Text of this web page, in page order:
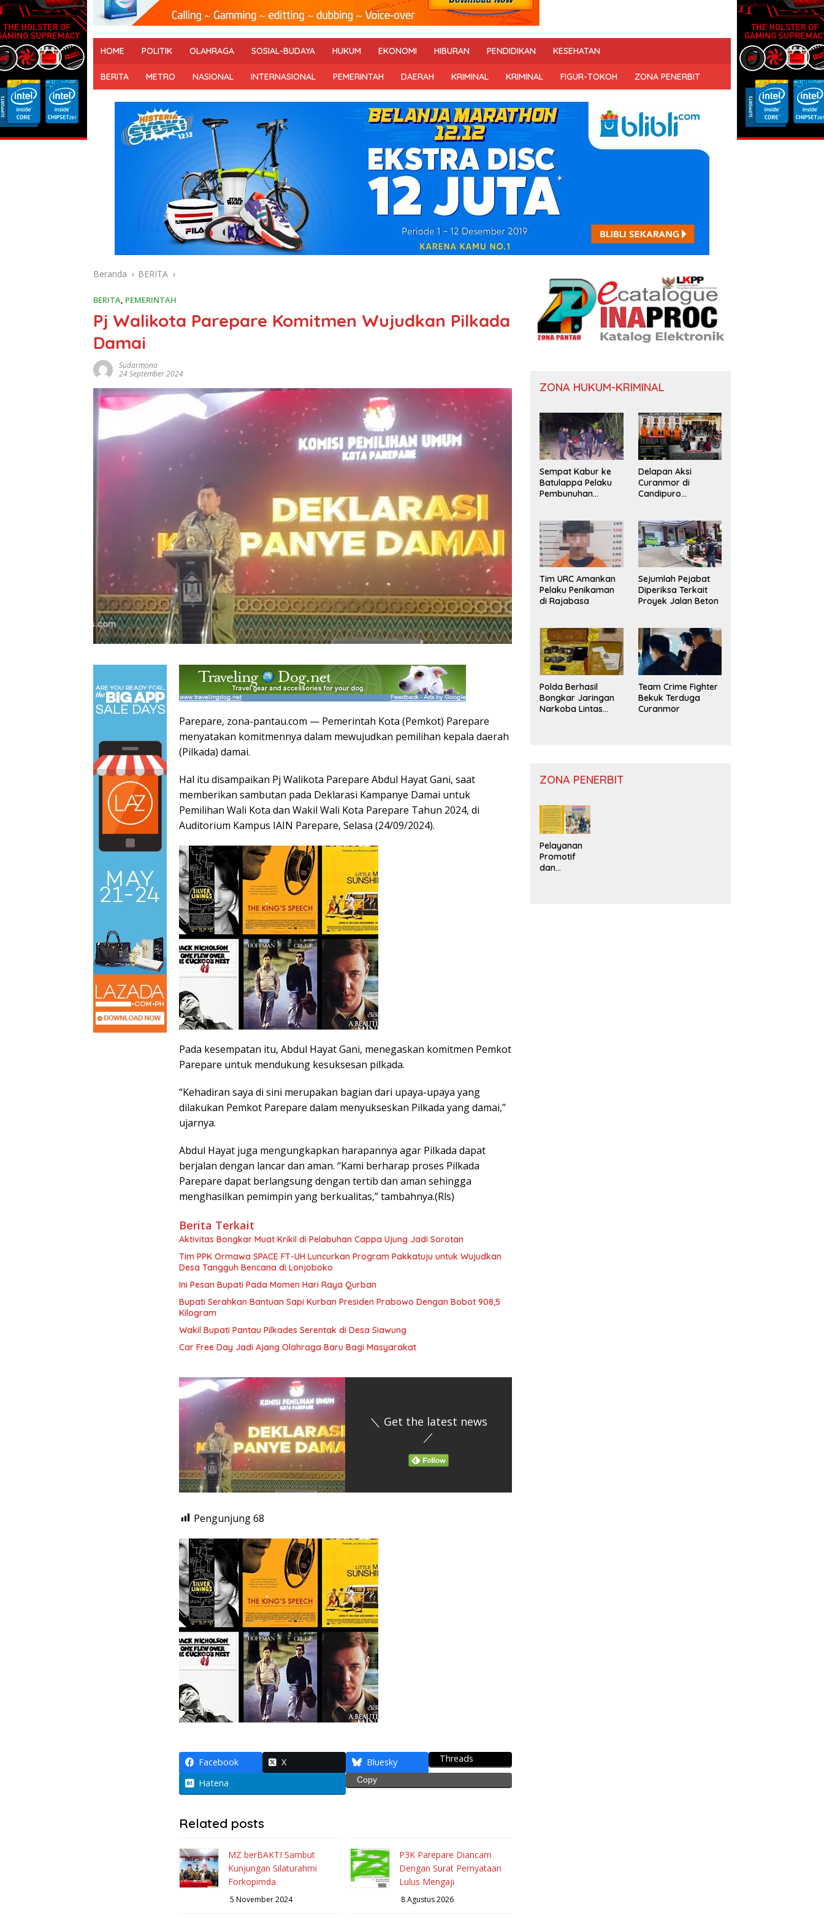
HOME POLITIK OLAHRAGA SOSIAL-BUDAYA HUKUM EKONOMI HIBURAN PENDIDIKAN KESEHATAN
BERITA METRO NASIONAL INTERNASIONAL PEMERINTAH DAERAH KRIMINAL KRIMINAL FIGUR-TOKOH ZONA PENERBIT
Beranda BERITA
BERITA, PEMERINTAH
Pj Walikota Parepare Komitmen Wujudkan Pilkada
Damai
Sudarmono
24 September 2024
Parepare, zona-pantau.com — Pemerintah Kota (Pemkot) Parepare
menyatakan komitmennya dalam mewujudkan pemilihan kepala daerah
(Pilkada) damai.
Hal itu disampaikan Pj Walikota Parepare Abdul Hayat Gani, saat
memberikan sambutan pada Deklarasi Kampanye Damai untuk
Pemilihan Wali Kota dan Wakil Wali Kota Parepare Tahun 2024, di
Auditorium Kampus IAIN Parepare, Selasa (24/09/2024).
Pada kesempatan itu, Abdul Hayat Gani, menegaskan komitmen Pemkot
Parepare untuk mendukung kesuksesan pilkada.
“Kehadiran saya di sini merupakan bagian dari upaya-upaya yang
dilakukan Pemkot Parepare dalam menyukseskan Pilkada yang damai,”
ujarnya.
Abdul Hayat juga mengungkapkan harapannya agar Pilkada dapat
berjalan dengan lancar dan aman. “Kami berharap proses Pilkada
Parepare dapat berlangsung dengan tertib dan aman sehingga
menghasilkan pemimpin yang berkualitas,” tambahnya.(Rls)
Berita Terkait
Aktivitas Bongkar Muat Krikil di Pelabuhan Cappa Ujung Jadi Sorotan
Tim PPK Ormawa SPACE FT-UH Luncurkan Program Pakkatuju untuk Wujudkan
Desa Tangguh Bencana di Lonjoboko
Ini Pesan Bupati Pada Momen Hari Raya Qurban
Bupati Serahkan Bantuan Sapi Kurban Presiden Prabowo Dengan Bobot 908,5
Kilogram
Wakil Bupati Pantau Pilkades Serentak di Desa Siawung
Car Free Day Jadi Ajang Olahraga Baru Bagi Masyarakat
＼ Get the latest news
／
Pengunjung68
Facebook X Bluesky Threads
Hatena Copy
Related posts
MZ berBAKTI Sambut
Kunjungan Silaturahmi
Forkopimda
5 November 2024
P3K Parepare Diancam
Dengan Surat Pernyataan
Lulus Mengaji
8 Agustus 2026
ZONA HUKUM-KRIMINAL
Sempat Kabur ke
Batulappa Pelaku
Pembunuhan
Ditangkap Polisi
Delapan Aksi
Curanmor di
Candipuro
Tim URC Amankan
Pelaku Penikaman
di Rajabasa
Sejumlah Pejabat
Diperiksa Terkait
Proyek Jalan Beton
Polda Berhasil
Bongkar Jaringan
Narkoba Lintas
Team Crime Fighter
Bekuk Terduga
Curanmor
ZONA PENERBIT
Pelayanan
Promotif
dan